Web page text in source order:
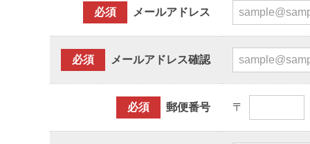
必須 メールアドレス
必須 メールアドレス確認
必須 郵便番号 〒